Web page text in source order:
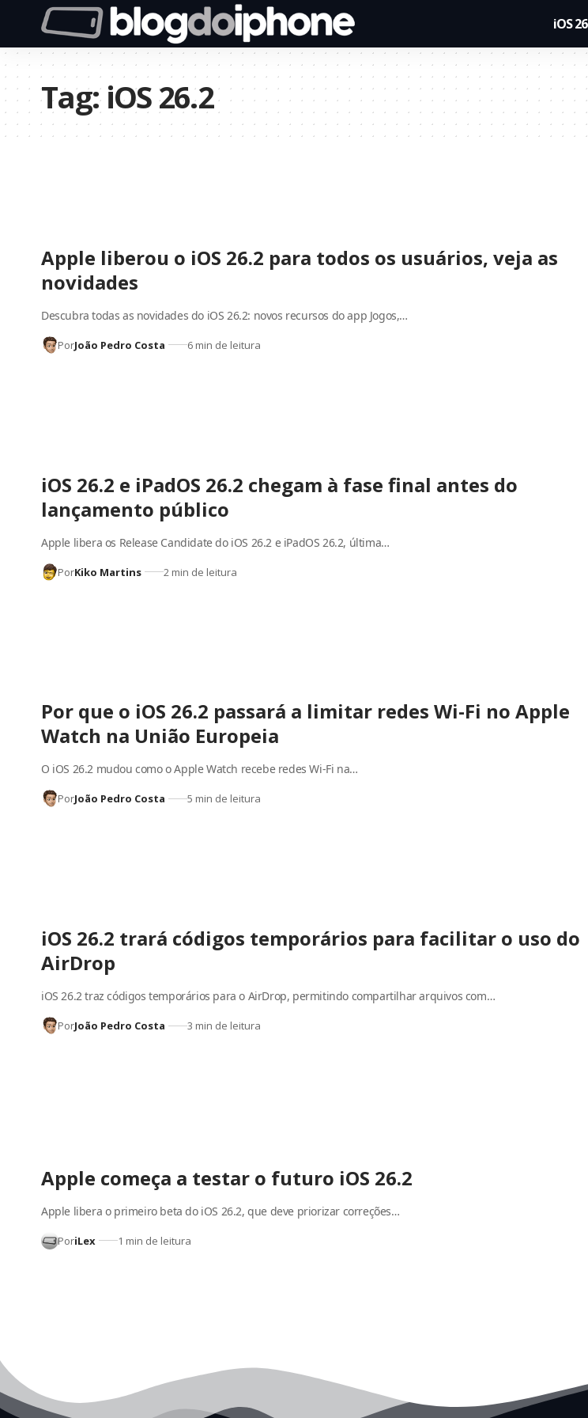
iOS 26
Tag:iOS 26.2
Apple liberou o iOS 26.2 para todos os usuários, veja as
novidades
Descubra todas as novidades do iOS 26.2: novos recursos do app Jogos,…
PorJoão Pedro Costa 6 min de leitura
iOS 26.2 e iPadOS 26.2 chegam à fase final antes do
lançamento público
Apple libera os Release Candidate do iOS 26.2 e iPadOS 26.2, última…
PorKiko Martins 2 min de leitura
Por que o iOS 26.2 passará a limitar redes Wi-Fi no Apple
Watch na União Europeia
O iOS 26.2 mudou como o Apple Watch recebe redes Wi-Fi na…
PorJoão Pedro Costa 5 min de leitura
iOS 26.2 trará códigos temporários para facilitar o uso do
AirDrop
iOS 26.2 traz códigos temporários para o AirDrop, permitindo compartilhar arquivos com…
PorJoão Pedro Costa 3 min de leitura
Apple começa a testar o futuro iOS 26.2
Apple libera o primeiro beta do iOS 26.2, que deve priorizar correções…
PoriLex 1 min de leitura